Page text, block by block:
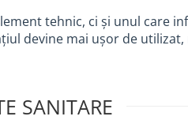
tehnic, ci și unul care
devine mai ușor de
SANITARE